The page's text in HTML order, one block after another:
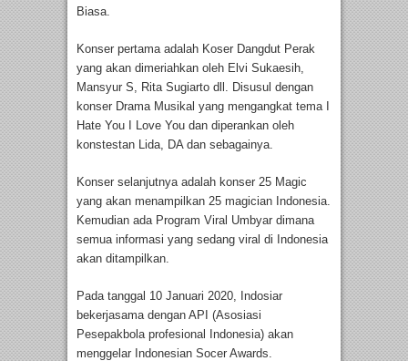
Biasa.
Konser pertama adalah Koser Dangdut Perak
yang akan dimeriahkan oleh Elvi Sukaesih,
Mansyur S, Rita Sugiarto dll. Disusul dengan
konser Drama Musikal yang mengangkat tema I
Hate You I Love You dan diperankan oleh
konstestan Lida, DA dan sebagainya.
Konser selanjutnya adalah konser 25 Magic
yang akan menampilkan 25 magician Indonesia.
Kemudian ada Program Viral Umbyar dimana
semua informasi yang sedang viral di Indonesia
akan ditampilkan.
Pada tanggal 10 Januari 2020, Indosiar
bekerjasama dengan API (Asosiasi
Pesepakbola profesional Indonesia) akan
menggelar Indonesian Socer Awards.